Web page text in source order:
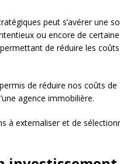
peut s’avérer une
ou encore de
de réduire les
de réduire nos coûts
agence immobilière.
à externaliser et de